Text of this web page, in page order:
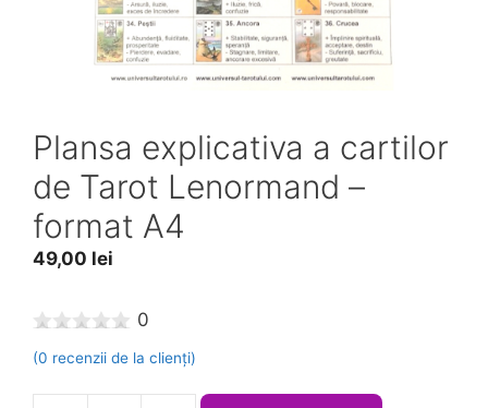
Plansa explicativa a cartilor
de Tarot Lenormand –
format A4
49,00 lei
0
u
0
(0 recenzii de la clienți)